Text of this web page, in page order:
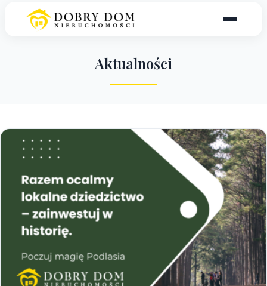
Aktualności